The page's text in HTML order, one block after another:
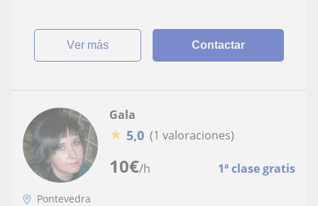
ver más Contactar
10€/h 1ª clase gratis
Gala
★ 5,0 (1 valoraciones)
Pontevedra